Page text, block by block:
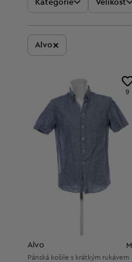
Kategorie Velikost
Alvo×
9
Alvo M
Pánská košile s krátkým rukávem